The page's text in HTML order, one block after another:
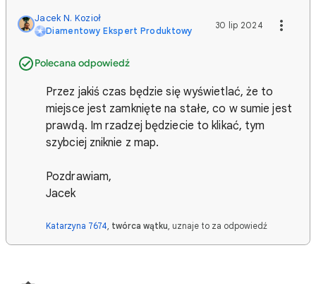
Jacek N. Kozioł
Diamentowy Ekspert Produktowy
Polecana odpowiedź
30 lip 2024
Przez jakiś czas będzie się wyświetlać, że to
miejsce jest zamknięte na stałe, co w sumie jest
prawdą. Im rzadzej będziecie to klikać, tym
szybciej zniknie z map.
Pozdrawiam,
Jacek
Katarzyna 7674, twórca wątku, uznaje to za odpowiedź